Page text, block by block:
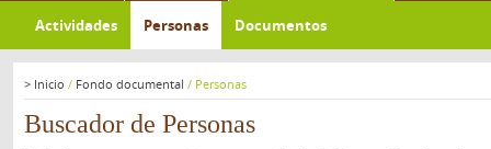
Actividades Personas Documentos
> Inicio / Fondo documental / Personas
Buscador de Personas